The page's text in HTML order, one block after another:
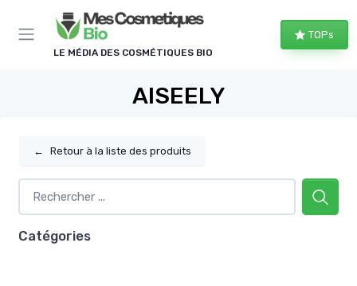
LE MÉDIA DES COSMÉTIQUES BIO
TOPs
AISEELY
← Retour à la liste des produits
Catégories
Panneau de gestion des cookies